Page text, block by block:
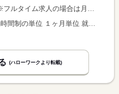
算額）、パート求人の場合は時間額を表示しています。
(ハローワークより転載)